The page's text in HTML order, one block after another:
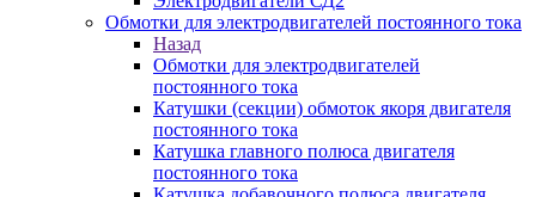
Обмотки для электродвигателей постоянного тока
Назад
Обмотки для электродвигателей
постоянного тока
Катушки (секции) обмоток якоря двигателя
постоянного тока
Катушка главного полюса двигателя
постоянного тока